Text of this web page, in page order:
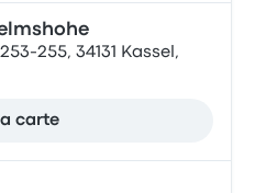
255, 34131 Kassel,
carte